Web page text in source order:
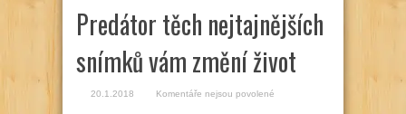
Predátor těch nejtajnějších
snímků vám změní život
20.1.2018 Komentáře nejsou povolené